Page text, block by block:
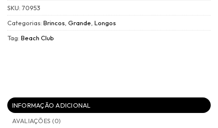
SKU: 70953
Categorias: Brincos Grande Longos
Tag: Beach Club
INFORMAÇÃO ADICIONAL
AVALIAÇÕES (0)